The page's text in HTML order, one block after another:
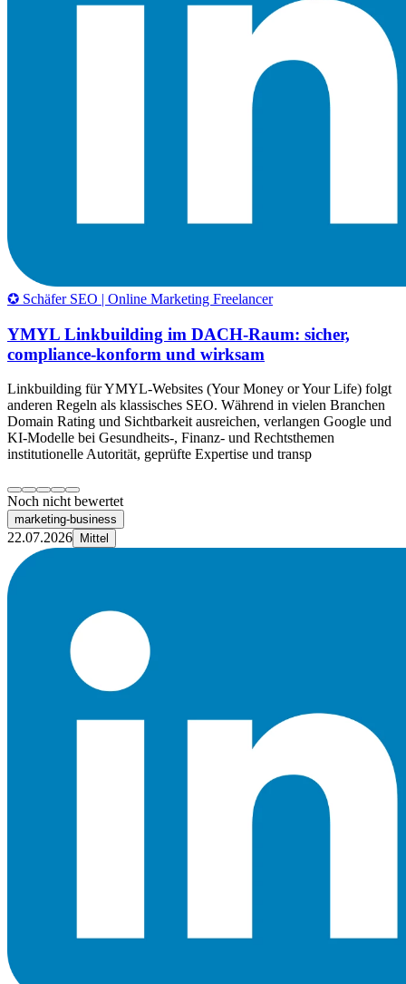
✪ Schäfer SEO | Online Marketing Freelancer
YMYL Linkbuilding im DACH-Raum: sicher,
compliance-konform und wirksam
Linkbuilding für YMYL-Websites (Your Money or Your Life) folgt
anderen Regeln als klassisches SEO. Während in vielen Branchen
Domain Rating und Sichtbarkeit ausreichen, verlangen Google und
KI-Modelle bei Gesundheits-, Finanz- und Rechtsthemen
institutionelle Autorität, geprüfte Expertise und transp
Noch nicht bewertet
marketing-business
22.07.2026 Mittel